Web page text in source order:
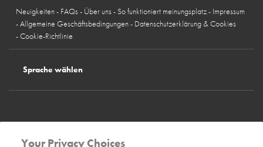
Neuigkeiten FAQs Über uns So funktioniert meinungsplatz
Impressum
Allgemeine Geschäftsbedingungen
Datenschutzerklärung & Cookies
Cookie-Richtlinie
Sprache wählen
Your Privacy Choices